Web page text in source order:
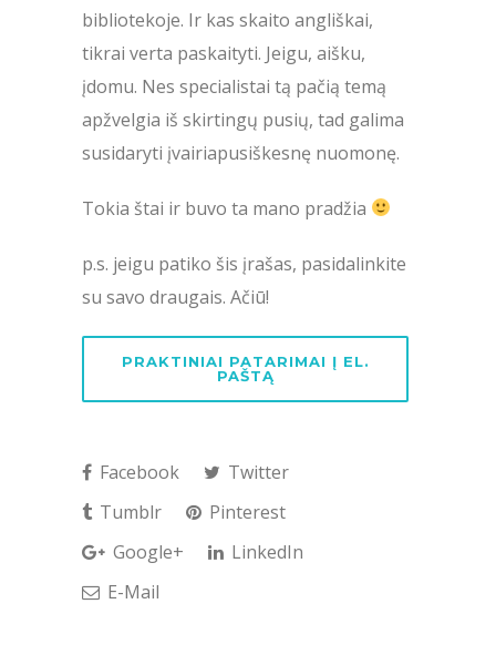
bibliotekoje. Ir kas skaito angliškai,
tikrai verta paskaityti. Jeigu, aišku,
įdomu. Nes specialistai tą pačią temą
apžvelgia iš skirtingų pusių, tad galima
susidaryti įvairiapusiškesnę nuomonę.
Tokia štai ir buvo ta mano pradžia
p.s. jeigu patiko šis įrašas, pasidalinkite
su savo draugais. Ačiū!
PRAKTINIAI PATARIMAI Į EL.
PAŠTĄ
Facebook
Twitter
Tumblr
Pinterest
Google+
LinkedIn
E-Mail